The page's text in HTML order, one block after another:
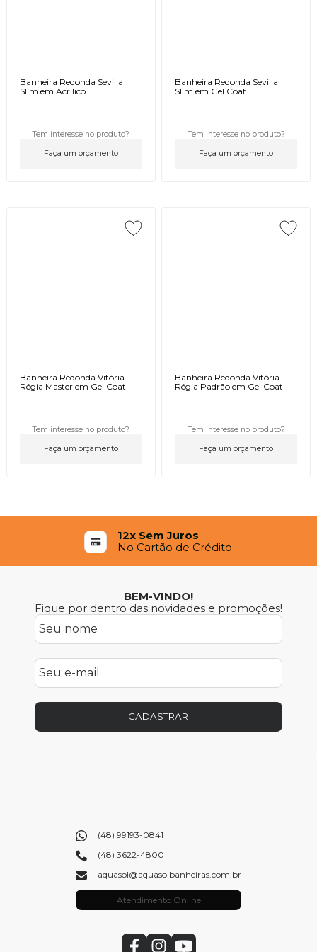
Banheira Redonda Sevilla
Slim em Acrílico
Tem interesse no produto?
Faça um orçamento
Banheira Redonda Sevilla
Slim em Gel Coat
Tem interesse no produto?
Faça um orçamento
Banheira Redonda Vitória
Régia Master em Gel Coat
Tem interesse no produto?
Faça um orçamento
Banheira Redonda Vitória
Régia Padrão em Gel Coat
Tem interesse no produto?
Faça um orçamento
12x Sem Juros
No Cartão de Crédito
BEM-VINDO!
Fique por dentro das novidades e promoções!
CADASTRAR
(48) 99193-0841
(48) 3622-4800
aquasol@aquasolbanheiras.com.br
Atendimento Online